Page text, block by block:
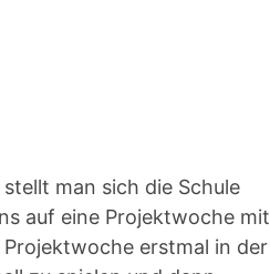
man sich die Schule
auf eine Projektwoche mit
erstmal in der